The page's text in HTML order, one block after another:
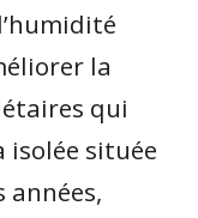
la
qui
située
années,